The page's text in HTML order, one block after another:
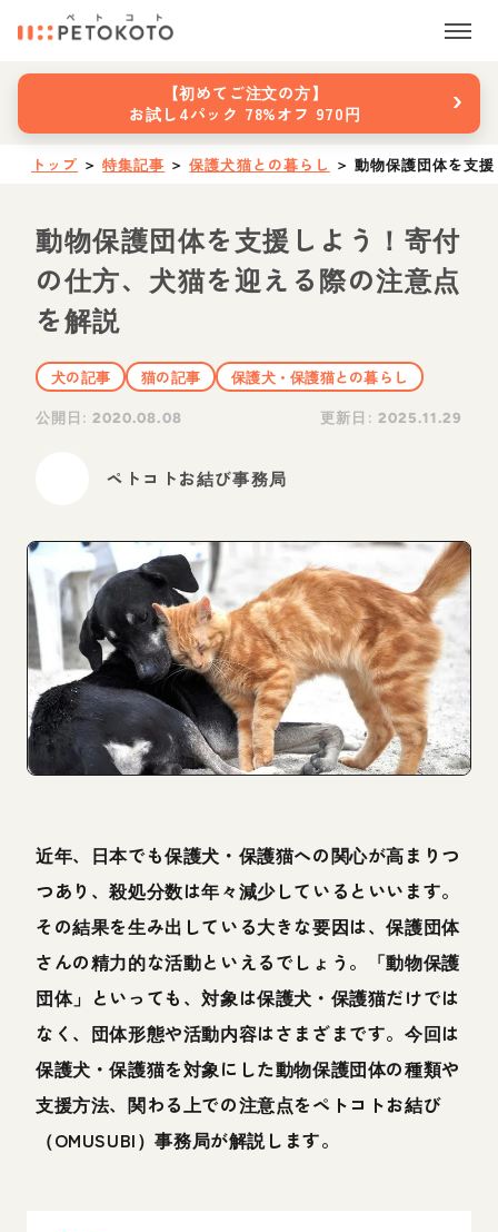
【初めてご注文の方】
お試し4パック 78%オフ 970円
›
トップ ＞ 特集記事 ＞ 保護犬猫との暮らし ＞ 動物保護団体を支
動物保護団体を支援しよう！寄付
の仕方、犬猫を迎える際の注意点
を解説
犬の記事 猫の記事
保護犬・保護猫との暮らし
公開日:2020.08.08 更新日: 2025.11.29
ペトコトお結び事務局
近年、日本でも保護犬・保護猫への関心が高まりつ
つあり、殺処分数は年々減少しているといいます。
その結果を生み出している大きな要因は、保護団体
さんの精力的な活動といえるでしょう。「動物保護
団体」といっても、対象は保護犬・保護猫だけでは
なく、団体形態や活動内容はさまざまです。今回は
保護犬・保護猫を対象にした動物保護団体の種類や
支援方法、関わる上での注意点をペトコトお結び
（OMUSUBI）事務局が解説します。